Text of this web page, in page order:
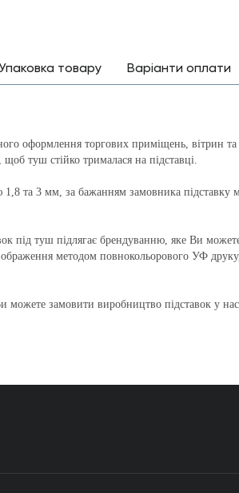
Упаковка товару Варіанти оплати
оформлення торгових приміщень, вітрин
туш стійко трималася на підставці.
та 3 мм, за бажанням замовника підставку
під туш підлягає брендуванню, яке Ви
методом повнокольорового УФ
замовити виробництво підставок у нас